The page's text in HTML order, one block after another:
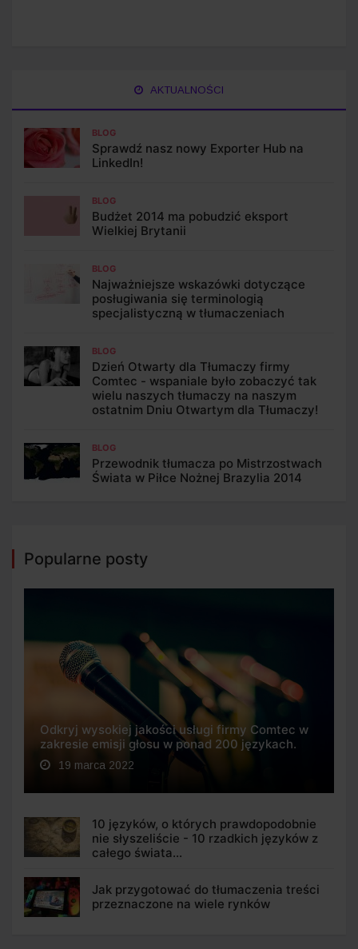
AKTUALNOŚCI
BLOG
Sprawdź nasz nowy Exporter Hub na
LinkedIn!
BLOG
Budżet 2014 ma pobudzić eksport
Wielkiej Brytanii
BLOG
Najważniejsze wskazówki dotyczące
posługiwania się terminologią
specjalistyczną w tłumaczeniach
BLOG
Dzień Otwarty dla Tłumaczy firmy
Comtec - wspaniale było zobaczyć tak
wielu naszych tłumaczy na naszym
ostatnim Dniu Otwartym dla Tłumaczy!
BLOG
Przewodnik tłumacza po Mistrzostwach
Świata w Piłce Nożnej Brazylia 2014
Popularne posty
Odkryj wysokiej jakości usługi firmy Comtec w
zakresie emisji głosu w ponad 200 językach.
19 marca 2022
10 języków, o których prawdopodobnie
nie słyszeliście - 10 rzadkich języków z
całego świata...
Jak przygotować do tłumaczenia treści
przeznaczone na wiele rynków